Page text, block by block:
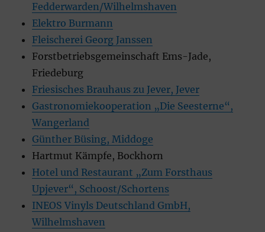
Fedderwarden/Wilhelmshaven
Elektro Burmann
Fleischerei Georg Janssen
Forstbetriebsgemeinschaft Ems-Jade,
Friedeburg
Friesisches Brauhaus zu Jever, Jever
Gastronomiekooperation „Die Seesterne“,
Wangerland
Günther Büsing, Middoge
Hartmut Kämpfe, Bockhorn
Hotel und Restaurant „Zum Forsthaus
Upjever“, Schoost/Schortens
INEOS Vinyls Deutschland GmbH,
Wilhelmshaven